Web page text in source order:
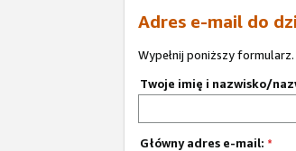
Adres e-mail do
Wypełnij poniższy
Twoje imię i nazwisko/
Główny adres e-mail: *